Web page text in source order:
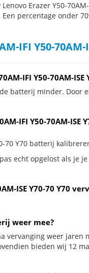
Erazer Y50-
percentage onder
IFI Y50-
IFI Y50-70AM-
batterij minder. Door
IFI Y50-70AM-
70 Y70 batterij
echt opgelost als je je
ISE Y70-70 Y70
weer mee?
vervanging weer
bieden wij 12